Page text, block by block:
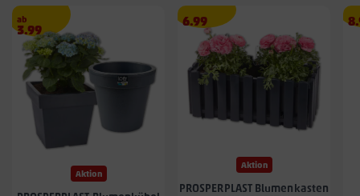
ab
Angebotspreis
3.99
€
3.99
Aktion
Angebotspreis
6.99
6.99
Aktion
PROSPERPLAST Blumenkasten